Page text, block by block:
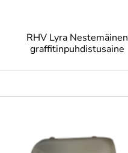
RHV Lyra Nestemäinen
graffitinpuhdistusaine